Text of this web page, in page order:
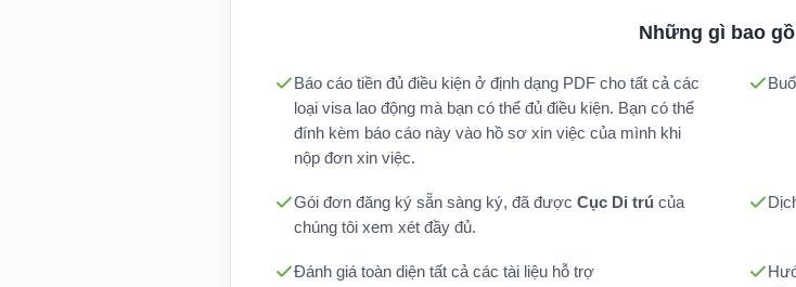
Những gì bao
Báo cáo tiền đủ điều kiện ở định dạng PDF cho tất cả các
loại visa lao động mà bạn có thể đủ điều kiện. Bạn có thể
đính kèm báo cáo này vào hồ sơ xin việc của mình khi
nộp đơn xin việc.
Gói đơn đăng ký sẵn sàng ký, đã được Cục Di trú của
chúng tôi xem xét đầy đủ.
Đánh giá toàn diện tất cả các tài liệu hỗ trợ